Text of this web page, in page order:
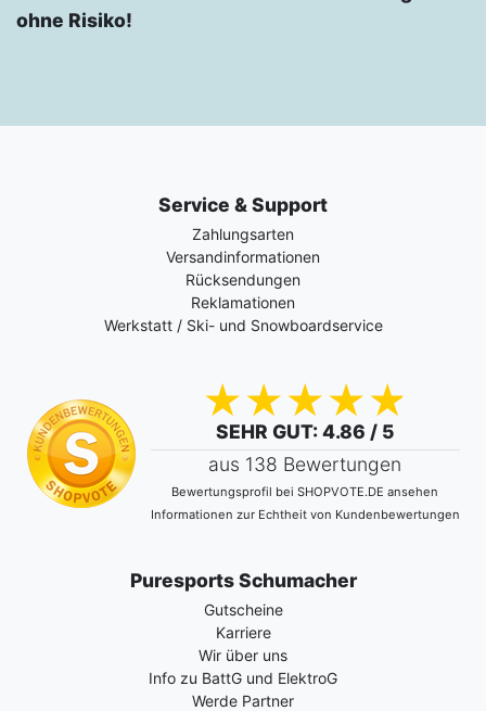
ohne Risiko!
Service & Support
Zahlungsarten
Versandinformationen
Rücksendungen
Reklamationen
Werkstatt / Ski- und Snowboardservice
SEHR GUT: 4.86 / 5
aus 138 Bewertungen
Bewertungsprofil bei SHOPVOTE.DE ansehen
Informationen zur Echtheit von Kundenbewertungen
Puresports Schumacher
Gutscheine
Karriere
Wir über uns
Info zu BattG und ElektroG
Werde Partner